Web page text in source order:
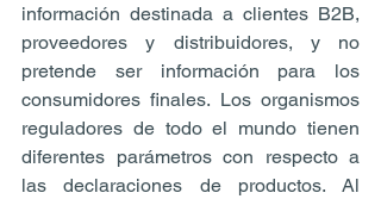
información destinada a clientes B2B,
proveedores y distribuidores, y no
pretende ser información para los
consumidores finales. Los organismos
reguladores de todo el mundo tienen
diferentes parámetros con respecto a
las declaraciones de productos. Al